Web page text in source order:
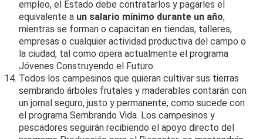
empleo, el Estado debe contratarlos y pagarles el
equivalente a un salario mínimo durante un año,
mientras se forman o capacitan en tiendas, talleres,
empresas o cualquier actividad productiva del campo o
la ciudad, tal como opera actualmente el programa
Jóvenes Construyendo el Futuro.
Todos los campesinos que quieran cultivar sus tierras
sembrando árboles frutales y maderables contarán con
un jornal seguro, justo y permanente, como sucede con
el programa Sembrando Vida. Los campesinos y
pescadores seguirán recibiendo el apoyo directo del